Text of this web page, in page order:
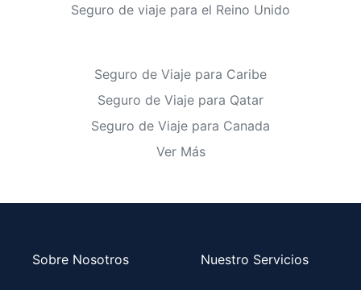
Seguro de viaje para el Reino Unido
Seguro de Viaje para Caribe
Seguro de Viaje para Qatar
Seguro de Viaje para Canada
Ver Más
Sobre Nosotros Nuestro Servicios